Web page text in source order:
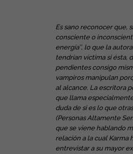
Es sano reconocer que,
consciente o
energía’’, lo que la
tendrían víctima si ésta,
pendientes consigo
vampiros manipulan
al alcance. La escritora
que llama
duda de si es lo que
(Personas Altamente
que se viene hablando
relación a la cual Karma
entrevistar a su mayor